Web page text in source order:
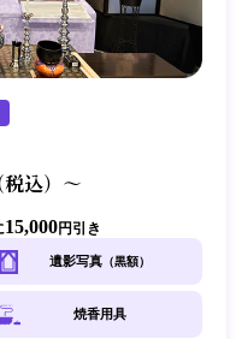
税込）～
15,000円引き
遺影写真（黒額）
焼香用具